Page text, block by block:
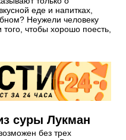
еде и напитках,
Неужели человеку
чтобы хорошо поесть,
суры Лукман
без трех